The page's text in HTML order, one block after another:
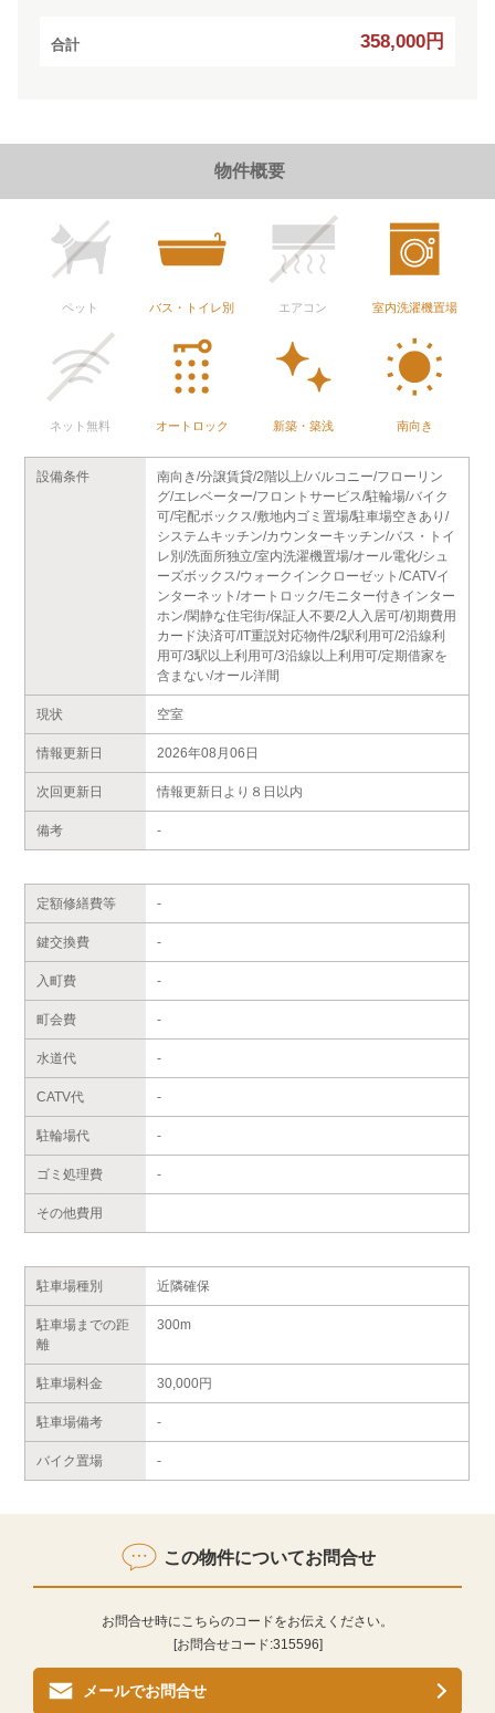
合計 358,000円
物件概要
ペット バス・トイレ別 エアコン 室内洗濯機置場
ネット無料 オートロック 新築・築浅 南向き
設備条件
南向き/分譲賃貸/2階以上/バルコニー/フローリン
グ/エレベーター/フロントサービス/駐輪場/バイク
可/宅配ボックス/敷地内ゴミ置場/駐車場空きあり/
システムキッチン/カウンターキッチン/バス・トイ
レ別/洗面所独立/室内洗濯機置場/オール電化/シュ
ーズボックス/ウォークインクローゼット/CATVイ
ンターネット/オートロック/モニター付きインター
ホン/閑静な住宅街/保証人不要/2人入居可/初期費用
カード決済可/IT重説対応物件/2駅利用可/2沿線利
用可/3駅以上利用可/3沿線以上利用可/定期借家を
含まない/オール洋間
現状 空室
情報更新日 2026年08月06日
次回更新日 情報更新日より８日以内
備考 -
定額修繕費等 -
鍵交換費 -
入町費 -
町会費 -
水道代 -
CATV代 -
駐輪場代 -
ゴミ処理費 -
その他費用
駐車場種別 近隣確保
駐車場までの距
離
300m
駐車場料金 30,000円
駐車場備考 -
バイク置場 -
この物件についてお問合せ
お問合せ時にこちらのコードをお伝えください。
[お問合せコード:315596]
メールでお問合せ